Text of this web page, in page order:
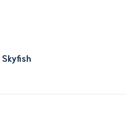
Skyfish